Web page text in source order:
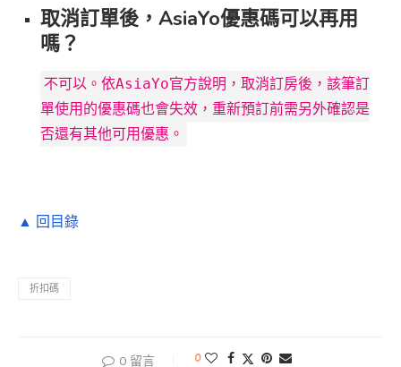
取消訂單後，AsiaYo優惠碼可以再用
嗎？
不可以。依AsiaYo官方說明，取消訂房後，該筆訂
單使用的優惠碼也會失效，重新預訂前需另外確認是
否還有其他可用優惠。
▲ 回目錄
折扣碼
0 留言 0